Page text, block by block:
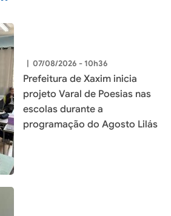
| 07/08/2026 - 10h36
Prefeitura de Xaxim inicia
projeto Varal de Poesias nas
escolas durante a
programação do Agosto Lilás